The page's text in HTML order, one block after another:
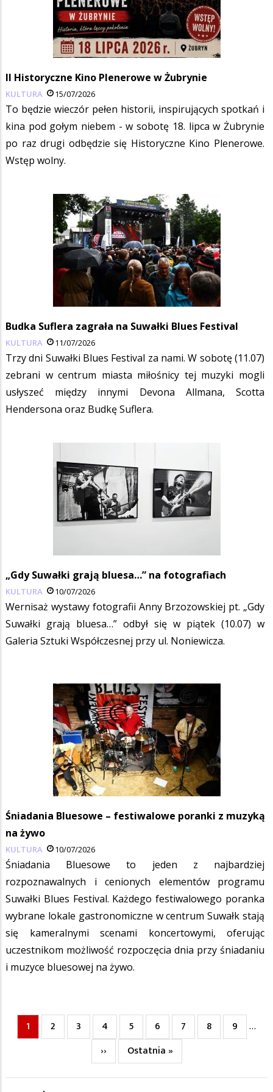
II Historyczne Kino Plenerowe w Żubrynie
KULTURA 15/07/2026
To będzie wieczór pełen historii, inspirujących spotkań i
kina pod gołym niebem - w sobotę 18. lipca w Żubrynie
po raz drugi odbędzie się Historyczne Kino Plenerowe.
Wstęp wolny.
Budka Suflera zagrała na Suwałki Blues Festival
KULTURA 11/07/2026
Trzy dni Suwałki Blues Festival za nami. W sobotę (11.07)
zebrani w centrum miasta miłośnicy tej muzyki mogli
usłyszeć między innymi Devona Allmana, Scotta
Hendersona oraz Budkę Suflera.
„Gdy Suwałki grają bluesa…” na fotografiach
KULTURA 10/07/2026
Wernisaż wystawy fotografii Anny Brzozowskiej pt. „Gdy
Suwałki grają bluesa…” odbył się w piątek (10.07) w
Galeria Sztuki Współczesnej przy ul. Noniewicza.
Śniadania Bluesowe – festiwalowe poranki z muzyką
na żywo
KULTURA 10/07/2026
Śniadania Bluesowe to jeden z najbardziej
rozpoznawalnych i cenionych elementów programu
Suwałki Blues Festival. Każdego festiwalowego poranka
wybrane lokale gastronomiczne w centrum Suwałk stają
się kameralnymi scenami koncertowymi, oferując
uczestnikom możliwość rozpoczęcia dnia przy śniadaniu
i muzyce bluesowej na żywo.
Stronicowanie
Bieżąca
strona
1 Page
2 Page
3 Page
4 Page
5 Page
6 Page
7 Page
8 Page
9 …
Następna
strona
››
Ostatnia
strona
Ostatnia »